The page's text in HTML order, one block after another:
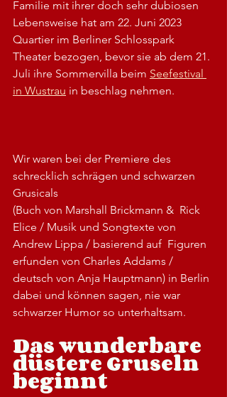
Familie mit ihrer doch sehr dubiosen
Lebensweise hat am 22. Juni 2023
Quartier im Berliner Schlosspark
Theater bezogen, bevor sie ab dem 21.
Juli ihre Sommervilla beim Seefestival
in Wustrau in beschlag nehmen.
Wir waren bei der Premiere des
schrecklich schrägen und schwarzen
Grusicals
(Buch von Marshall Brickmann &  Rick
Elice / Musik und Songtexte von
Andrew Lippa / basierend auf  Figuren
erfunden von Charles Addams /
deutsch von Anja Hauptmann) in Berlin
dabei und können sagen, nie war
schwarzer Humor so unterhaltsam.
Das wunderbare
düstere Gruseln
beginnt